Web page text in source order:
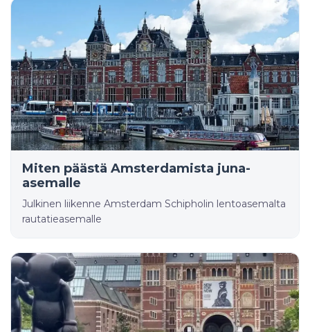
Miten päästä Amsterdamista juna-
asemalle
Julkinen liikenne Amsterdam Schipholin lentoasemalta
rautatieasemalle